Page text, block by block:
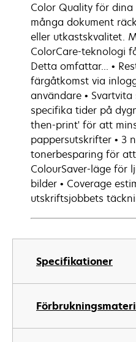
Specifikationer
Color Quality för
många dokument
eller utkastskvalitet.
ColorCare-teknologi
Detta omfattar... •
färgåtkomst via
användare •
specifika tider på
then-print' för att
pappersutskrifter • 3
tonerbesparing för
ColourSaver-läge för
bilder • Coverage
utskriftsjobbets